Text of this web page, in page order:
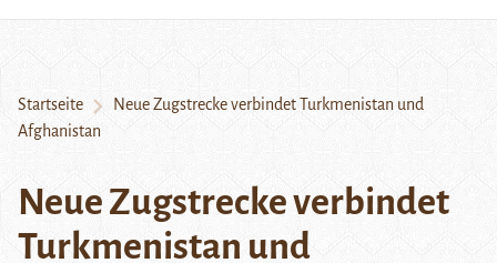
Startseite
Neue Zugstrecke verbindet Turkmenistan und
Afghanistan
Neue Zugstrecke verbindet
Turkmenistan und